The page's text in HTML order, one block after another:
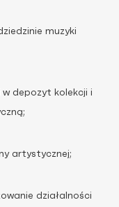
muzyki
w depozyt kolekcji i
artystycznej;
działalności